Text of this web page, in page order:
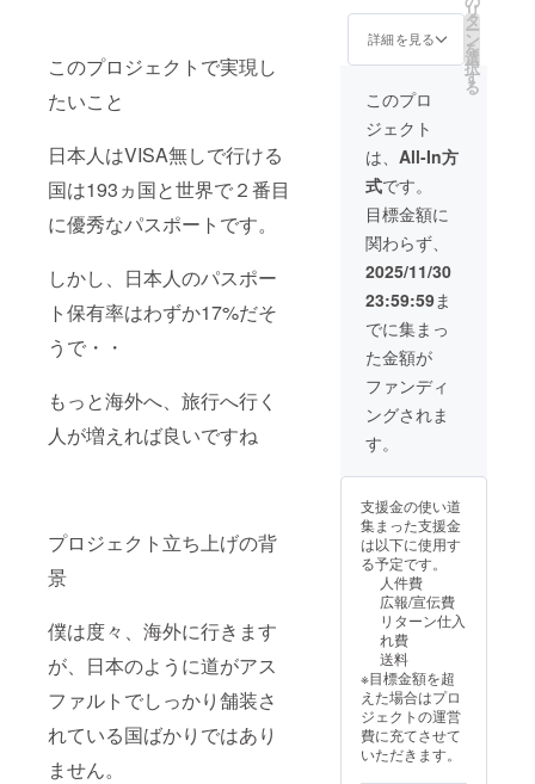
このプロジェクトで実現し
たいこと
日本人はVISA無しで行ける
国は193ヵ国と世界で２番目
に優秀なパスポートです。
しかし、日本人のパスポー
ト保有率はわずか17%だそ
うで・・
もっと海外へ、旅行へ行く
人が増えれば良いですね
プロジェクト立ち上げの背
景
僕は度々、海外に行きます
が、日本のように道がアス
ファルトでしっかり舗装さ
れている国ばかりではあり
ません。
LINEビジネ
スアカウン
ト作成しま
した。
是非、追加
ください。
お得な情報
や、クーポ
ン券などお
配りしてい
ます。
支援頂いた
商品の不具
合なども
LINEから
メッセージ
です。
至らないこ
とが多々あ
るかと思い
ますが宜し
くお願い致
します。
イズ：
35cm x
20cm x
48cm
・カ
ラー展
開；ブ
ラック
・素
材：オ
クス
フォー
ド
詳細を見る
リ
タ
ー
ン
を
選
択
す
る
このプロ
ジェクト
は、 All-In方
式です。
目標金額に
関わらず、
2025/11/30
23:59:59ま
でに集まっ
た金額が
ファンディ
ングされま
す。
支援金の使い道
集まった支援金
は以下に使用す
る予定です。
人件費
広報/宣伝費
リターン仕入
れ費
送料
※目標金額を超
えた場合はプロ
ジェクトの運営
費に充てさせて
いただきます。